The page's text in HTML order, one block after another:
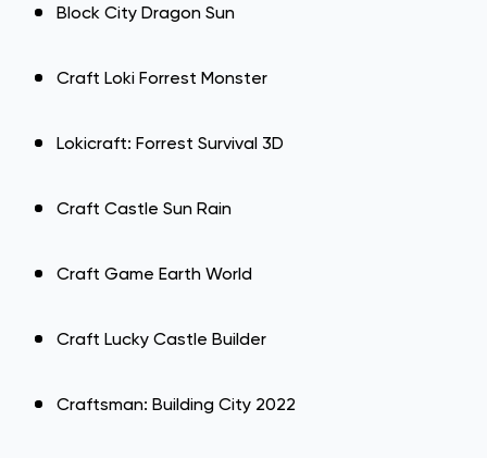
Block City Dragon Sun
Craft Loki Forrest Monster
Lokicraft: Forrest Survival 3D
Craft Castle Sun Rain
Craft Game Earth World
Craft Lucky Castle Builder
Craftsman: Building City 2022